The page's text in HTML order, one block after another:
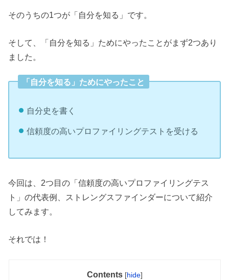
そのうちの1つが「自分を知る」です。
そして、「自分を知る」ためにやったことがまず2つあり
ました。
「自分を知る」ためにやったこと
自分史を書く
信頼度の高いプロファイリングテストを受ける
今回は、2つ目の「信頼度の高いプロファイリングテス
ト」の代表例、ストレングスファインダーについて紹介
してみます。
それでは！
Contents [hide]